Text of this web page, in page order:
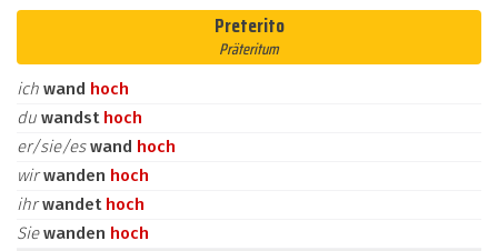
Preterito
Präteritum
ich wand hoch
du wandst hoch
er/sie/eswand hoch
wirwanden hoch
ihrwandet hoch
Siewanden hoch